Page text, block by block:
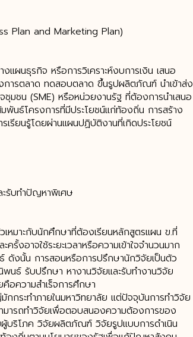
Plan and Marketing Plan)
ผนธุรกิจ หรือการวิเคราะห์งบการเงิน เสนอ
การตลาด ทดสอบตลาด ขึ้นรูปผลิตภัณฑ์ นำเข้าส่ง
มชน (SME) หรือหน่วยงานรัฐ ที่ต้องการนำเสนอ
พันธ์โครงการที่มีประโยชน์แก่ท้องถิ่น การสร้าง
รียนรู้โดยผ่านแผนปฏิบัติงานที่เกิดประโยชน์
รับทำปัญหาพิเศษ
มาะกับนักศึกษาที่ต้องเรียนหลักสูตรแผน ข.ที่
งอาจใช้ระยะเวลาหรือความเข้าใจจำนวนมาก
ดังนั้น การสอนหรือการปรึกษานักวิจัยเป็นตัว
พนธ์ รับปรึกษา หางานวิจัยและรับทำงานวิจัย
อความสำเร็จการศึกษา
กระทำภายในมหาวิทยาลัย แต่ปัจจุบันการทำวิจัย
มารถทำวิจัยเพื่อตอบสนองความต้องการของ
บริโภค วิจัยผลิตภัณฑ์ วิจัยรูปแบบการดำเนิน